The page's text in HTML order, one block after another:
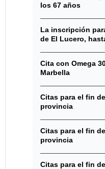
los 67 años
La inscripción
de El Lucero,
Cita con Omega
Marbella
Citas para el fin
provincia
Citas para el fin
provincia
Citas para el fin